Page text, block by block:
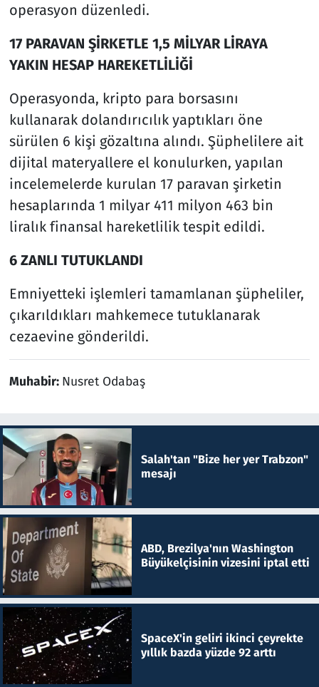
operasyon düzenledi.
17 PARAVAN ŞİRKETLE 1,5 MİLYAR LİRAYA
YAKIN HESAP HAREKETLİLİĞİ
Operasyonda, kripto para borsasını
kullanarak dolandırıcılık yaptıkları öne
sürülen 6 kişi gözaltına alındı. Şüphelilere ait
dijital materyallere el konulurken, yapılan
incelemelerde kurulan 17 paravan şirketin
hesaplarında 1 milyar 411 milyon 463 bin
liralık finansal hareketlilik tespit edildi.
6 ZANLI TUTUKLANDI
Emniyetteki işlemleri tamamlanan şüpheliler,
çıkarıldıkları mahkemece tutuklanarak
cezaevine gönderildi.
Muhabir: Nusret Odabaş
Salah'tan "Bize her yer Trabzon"
mesajı
ABD, Brezilya'nın Washington
Büyükelçisinin vizesini iptal etti
SpaceX'in geliri ikinci çeyrekte
yıllık bazda yüzde 92 arttı
Televizyon